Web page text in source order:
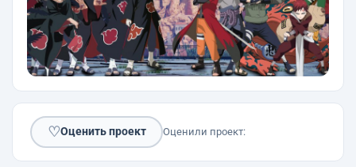
♡Оценить проект Оценили проект: